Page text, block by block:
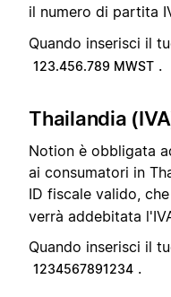
il numero di partita
Quando inserisci il
123.456.789 MWST .
Thailandia
Notion è obbligata
ai consumatori in
ID fiscale valido,
verrà addebitata
Quando inserisci il
1234567891234 .